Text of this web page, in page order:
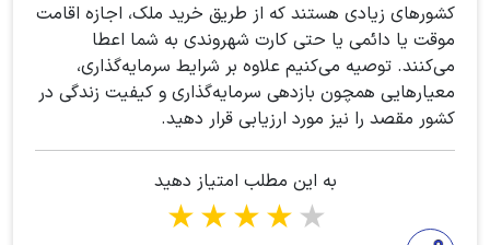
کشورهای زیادی هستند که از طریق خرید ملک، اجازه اقامت
موقت یا دائمی یا حتی کارت شهروندی به شما اعطا
می‌کنند. توصیه می‌کنیم علاوه بر شرایط سرمایه‌گذاری،
معیارهایی همچون بازدهی سرمایه‌گذاری و کیفیت زندگی در
کشور مقصد را نیز مورد ارزیابی قرار دهید.
به این مطلب امتیاز دهید
5 stars
4 stars
3 stars
2 stars